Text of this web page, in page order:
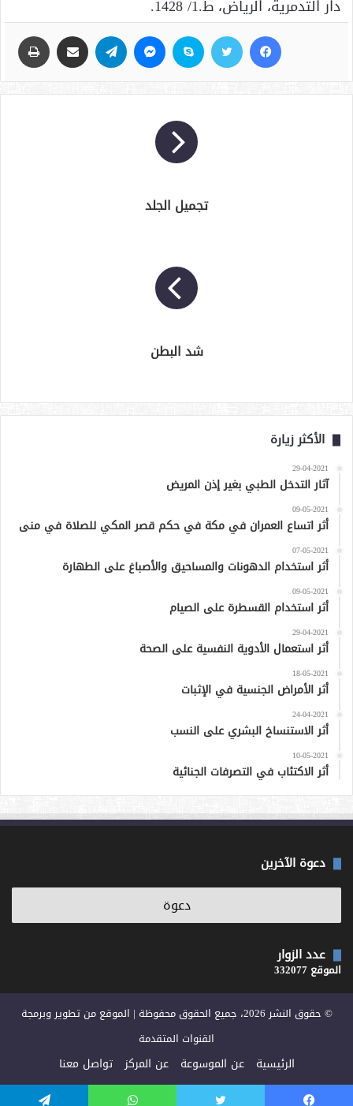
دار التدمرية، الرياض، ط.1/ 1428.
تجميل الجلد
شد البطن
الأكثر زيارة
29-04-2021
آثار التدخل الطبي بغير إذن المريض
09-05-2021
أثر اتساع العمران في مكة في حكم قصر المكي للصلاة في منى
07-05-2021
أثر استخدام الدهونات والمساحيق والأصباغ على الطهارة
09-05-2021
أثر استخدام القسطرة على الصيام
29-04-2021
أثر استعمال الأدوية النفسية على الصحة
18-05-2021
أثر الأمراض الجنسية في الإثبات
24-04-2021
أثر الاستنساخ البشري على النسب
10-05-2021
أثر الاكتئاب في التصرفات الجنائية
دعوة الآخرين
عدد الزوار
الموقع 332077
© حقوق النشر 2026، جميع الحقوق محفوظة | الموقع من تطوير وبرمجة
القنوات المتقدمة
الرئيسية عن الموسوعة عن المركز تواصل معنا